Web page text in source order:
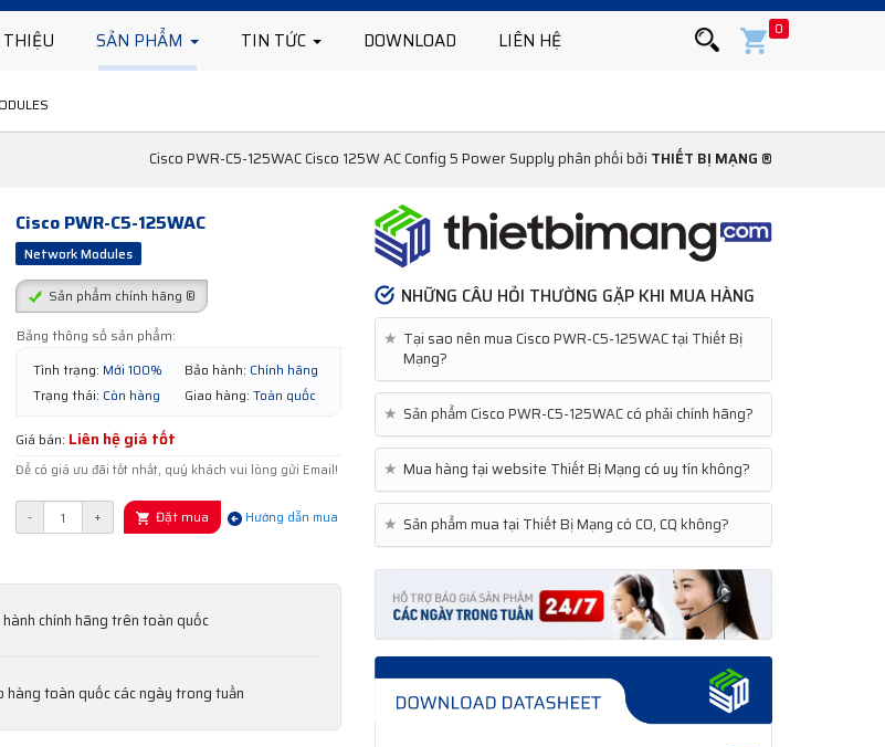
SẢN PHẨM TIN TỨC DOWNLOAD LIÊN HỆ 0
Cisco PWR-C5-125WAC Cisco 125W AC Config 5 Power Supply phân phối bởi THIẾT BỊ MẠNG ®
Cisco PWR-C5-125WAC
Network Modules
Sản phẩm chính hãng ®
Bảng thông số sản phẩm:
Tình trạng: Mới 100% Bảo hành: Chính hãng
Trạng thái: Còn hàng Giao hàng: Toàn quốc
Giá bán: Liên hệ giá tốt
Để có giá ưu đãi tốt nhất, quý khách vui lòng gửi Email!
- + Đặt mua Hướng dẫn mua
chính hãng trên toàn quốc
hàng toàn quốc các ngày trong tuần
NHỮNG CÂU HỎI THƯỜNG GẶP KHI MUA HÀNG
★ Tại sao nên mua Cisco PWR-C5-125WAC tại Thiết Bị
Mạng?
★ Sản phẩm Cisco PWR-C5-125WAC có phải chính hãng?
★ Mua hàng tại website Thiết Bị Mạng có uy tín không?
★ Sản phẩm mua tại Thiết Bị Mạng có CO, CQ không?